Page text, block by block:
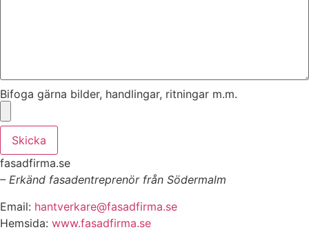
Bifoga gärna bilder, handlingar, ritningar m.m.
Skicka
fasadfirma.se
– Erkänd fasadentreprenör från Södermalm
Email: hantverkare@fasadfirma.se
Hemsida: www.fasadfirma.se